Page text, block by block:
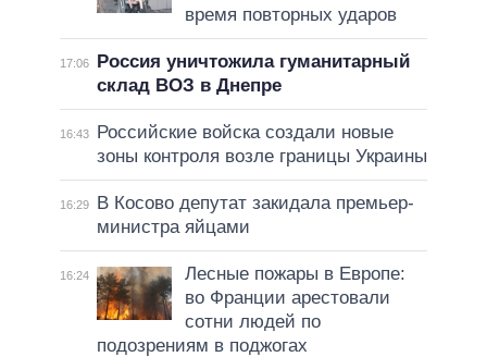
время повторных ударов
17:06
Россия уничтожила гуманитарный
склад ВОЗ в Днепре
16:43
Российские войска создали новые
зоны контроля возле границы Украины
16:29
В Косово депутат закидала премьер-
министра яйцами
16:24
Лесные пожары в Европе:
во Франции арестовали
сотни людей по
подозрениям в поджогах